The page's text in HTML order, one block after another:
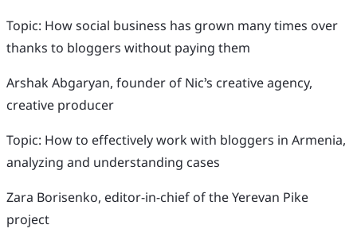
Topic: How social business has grown many times over
thanks to bloggers without paying them
Arshak Abgaryan, founder of Nic’s creative agency,
creative producer
Topic: How to effectively work with bloggers in Armenia,
analyzing and understanding cases
Zara Borisenko, editor-in-chief of the Yerevan Pike
project